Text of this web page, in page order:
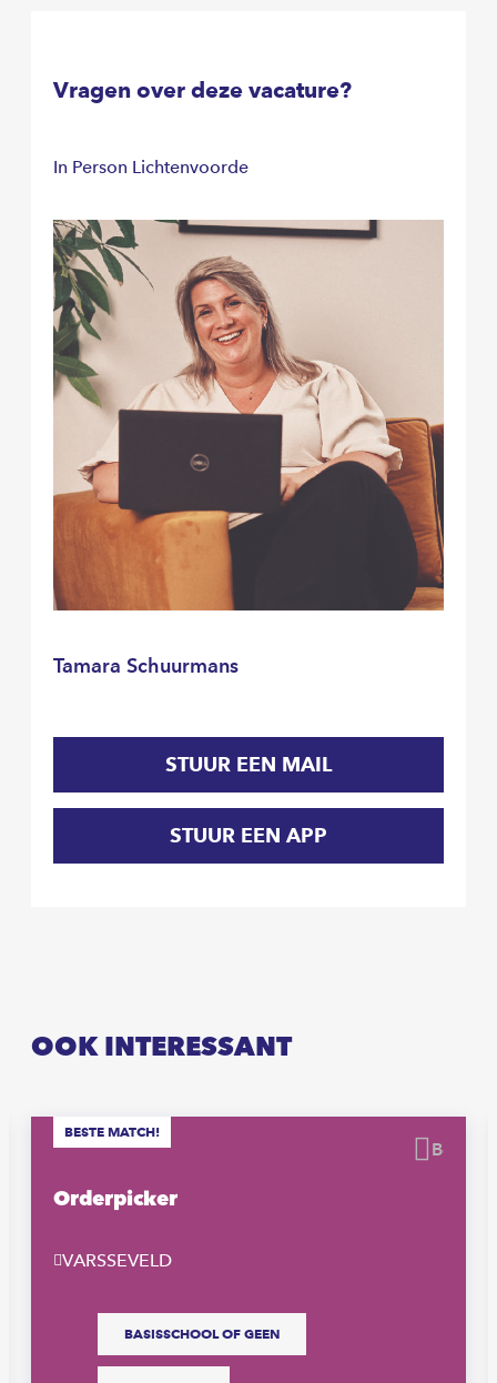
Vragen over deze vacature?
In Person Lichtenvoorde
Tamara Schuurmans
STUUR EEN MAIL
STUUR EEN APP
OOK INTERESSANT
Orderpicker
VARSSEVELD
BASISSCHOOL OF GEEN
BESTE MATCH!